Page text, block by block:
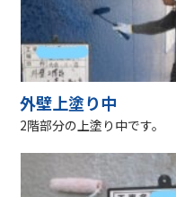
外壁上塗り中
2階部分の上塗り中です。